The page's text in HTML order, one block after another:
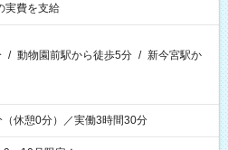
実費を支給
/ 動物園前駅から徒歩5分 / 新今宮駅か
休憩0分）／実働3時間30分